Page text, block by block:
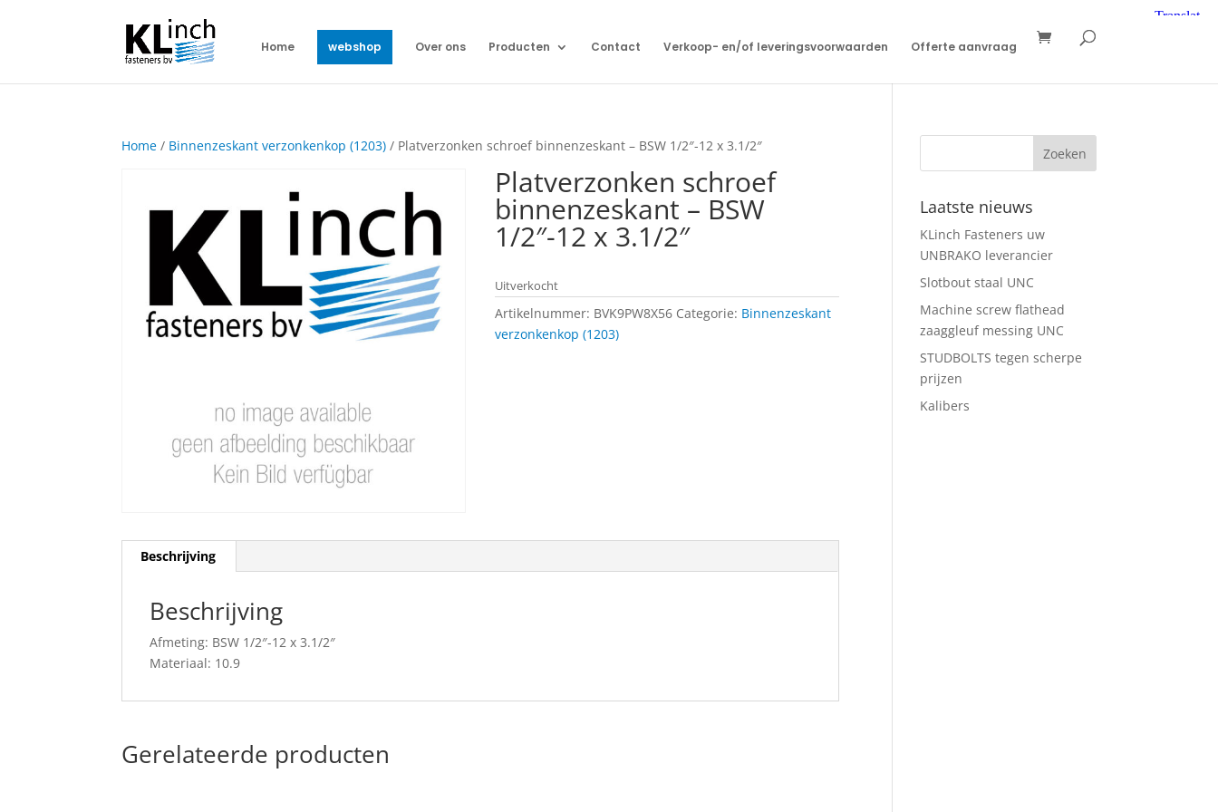
Home webshop Over ons Producten Contact Verkoop- en/of leveringsvoorwaarden Offerte aanvraag
Home / Binnenzeskant verzonkenkop (1203) / Platverzonken schroef binnenzeskant – BSW 1/2″-12 x 3.1/2″
Platverzonken schroef
binnenzeskant – BSW
1/2″-12 x 3.1/2″
Uitverkocht
Artikelnummer: BVK9PW8X56 Categorie: Binnenzeskant
verzonkenkop (1203)
Beschrijving
Beschrijving
Afmeting: BSW 1/2″-12 x 3.1/2″
Materiaal: 10.9
Gerelateerde producten
Laatste nieuws
KLinch Fasteners uw
UNBRAKO leverancier
Slotbout staal UNC
Machine screw flathead
zaaggleuf messing UNC
STUDBOLTS tegen scherpe
prijzen
Kalibers